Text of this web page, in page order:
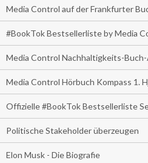
Media Control auf der Frankfurter
#BookTok Bestsellerliste by Media
Media Control Nachhaltigkeits-
Media Control Hörbuch Kompass 1.
Offizielle #BookTok Bestsellerliste
Politische Stakeholder überzeugen
Elon Musk - Die Biografie